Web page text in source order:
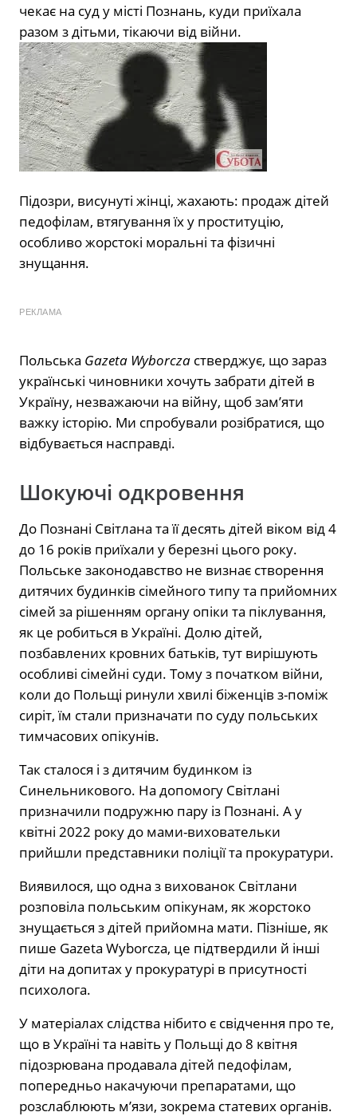
чекає на суд у місті Познань, куди приїхала
разом з дітьми, тікаючи від війни.
Підозри, висунуті жінці, жахають: продаж дітей
педофілам, втягування їх у проституцію,
особливо жорстокі моральні та фізичні
знущання.
РЕКЛАМА
Польська Gazeta Wyborcza стверджує, що зараз
українські чиновники хочуть забрати дітей в
Україну, незважаючи на війну, щоб зам’яти
важку історію. Ми спробували розібратися, що
відбувається насправді.
Шокуючі одкровення
До Познані Світлана та її десять дітей віком від 4
до 16 років приїхали у березні цього року.
Польське законодавство не визнає створення
дитячих будинків сімейного типу та прийомних
сімей за рішенням органу опіки та піклування,
як це робиться в Україні. Долю дітей,
позбавлених кровних батьків, тут вирішують
особливі сімейні суди. Тому з початком війни,
коли до Польщі ринули хвилі біженців з-поміж
сиріт, їм стали призначати по суду польських
тимчасових опікунів.
Так сталося і з дитячим будинком із
Синельникового. На допомогу Світлані
призначили подружню пару із Познані. А у
квітні 2022 року до мами-виховательки
прийшли представники поліції та прокуратури.
Виявилося, що одна з вихованок Світлани
розповіла польським опікунам, як жорстоко
знущається з дітей прийомна мати. Пізніше, як
пише Gazeta Wyborcza, це підтвердили й інші
діти на допитах у прокуратурі в присутності
психолога.
У матеріалах слідства нібито є свідчення про те,
що в Україні та навіть у Польщі до 8 квітня
підозрювана продавала дітей педофілам,
попередньо накачуючи препаратами, що
розслаблюють м’язи, зокрема статевих органів.